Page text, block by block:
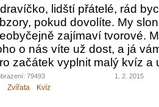
lidští přátelé, rád
pokud dovolíte. My
zajímaví tvorové.
o nás víte už dost, a já
začátek vyplnit malý kvíz a
79493 1. 2. 2015
Zvířata Kvíz